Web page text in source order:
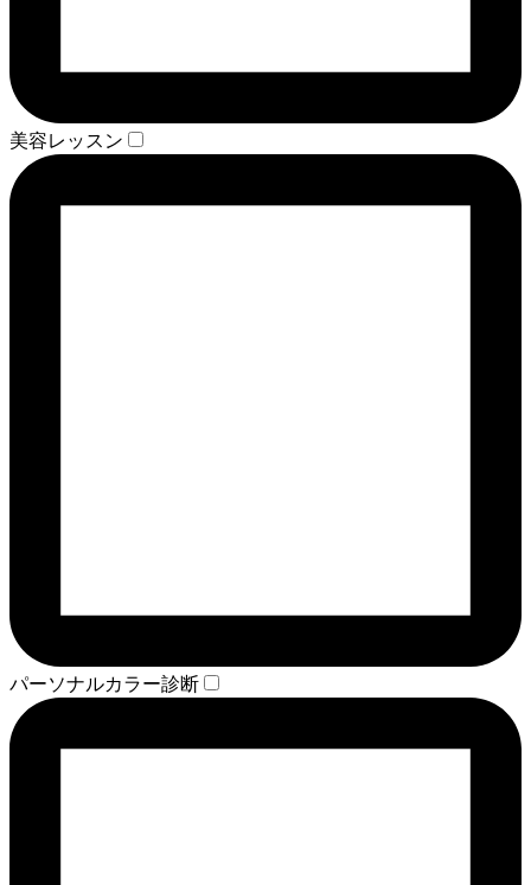
美容レッスン
パーソナルカラー診断